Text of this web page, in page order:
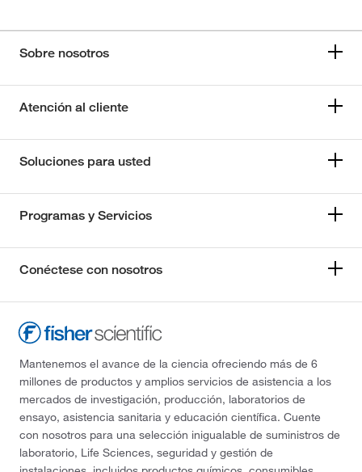
Sobre nosotros
Atención al cliente
Soluciones para usted
Programas y Servicios
Conéctese con nosotros
Mantenemos el avance de la ciencia ofreciendo más de 6
millones de productos y amplios servicios de asistencia a los
mercados de investigación, producción, laboratorios de
ensayo, asistencia sanitaria y educación científica. Cuente
con nosotros para una selección inigualable de suministros de
laboratorio, Life Sciences, seguridad y gestión de